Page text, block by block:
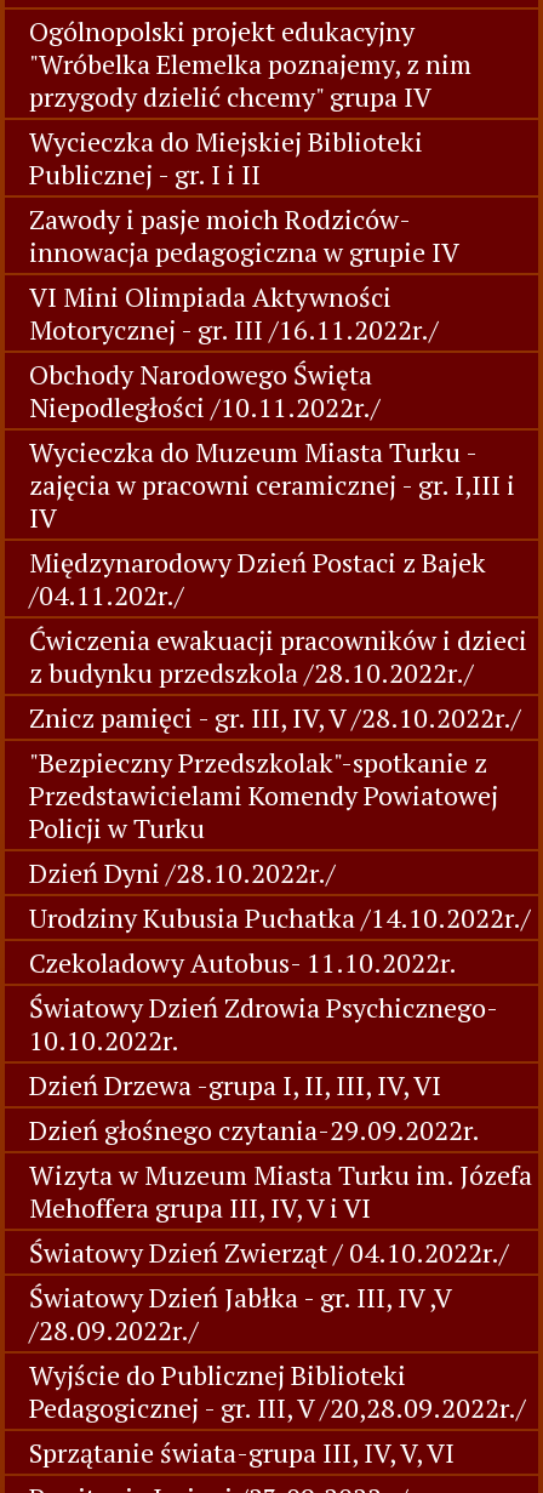
Ogólnopolski projekt edukacyjny
"Wróbelka Elemelka poznajemy, z nim
przygody dzielić chcemy" grupa IV
Wycieczka do Miejskiej Biblioteki
Publicznej - gr. I i II
Zawody i pasje moich Rodziców-
innowacja pedagogiczna w grupie IV
VI Mini Olimpiada Aktywności
Motorycznej - gr. III /16.11.2022r./
Obchody Narodowego Święta
Niepodległości /10.11.2022r./
Wycieczka do Muzeum Miasta Turku -
zajęcia w pracowni ceramicznej - gr. I,III i
IV
Międzynarodowy Dzień Postaci z Bajek
/04.11.202r./
Ćwiczenia ewakuacji pracowników i dzieci
z budynku przedszkola /28.10.2022r./
Znicz pamięci - gr. III, IV, V /28.10.2022r./
"Bezpieczny Przedszkolak"-spotkanie z
Przedstawicielami Komendy Powiatowej
Policji w Turku
Dzień Dyni /28.10.2022r./
Urodziny Kubusia Puchatka /14.10.2022r./
Czekoladowy Autobus- 11.10.2022r.
Światowy Dzień Zdrowia Psychicznego-
10.10.2022r.
Dzień Drzewa -grupa I, II, III, IV, VI
Dzień głośnego czytania-29.09.2022r.
Wizyta w Muzeum Miasta Turku im. Józefa
Mehoffera grupa III, IV, V i VI
Światowy Dzień Zwierząt / 04.10.2022r./
Światowy Dzień Jabłka - gr. III, IV ,V
/28.09.2022r./
Wyjście do Publicznej Biblioteki
Pedagogicznej - gr. III, V /20,28.09.2022r./
Sprzątanie świata-grupa III, IV, V, VI